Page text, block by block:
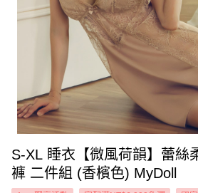
S-XL 睡衣【微風荷韻】蕾絲
褲 二件組 (香檳色) MyDoll